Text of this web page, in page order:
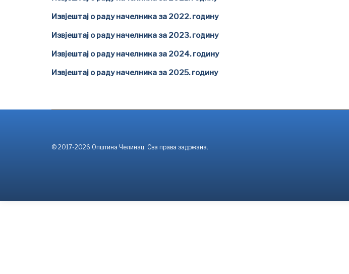
Извјештај о раду начелника за 2022. годину
Извјештај о раду начелника за 2023. годину
Извјештај о раду начелника за 2024. годину
Извјештај о раду начелника за 2025. годину
© 2017-2026 Општина Челинац. Сва права задржана.